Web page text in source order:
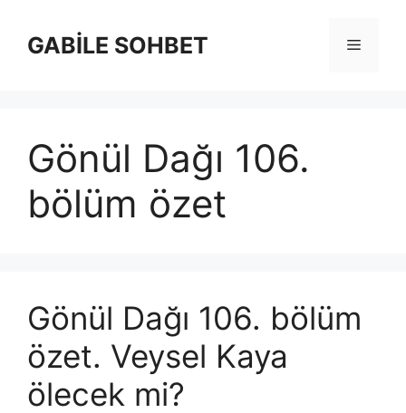
GABİLE SOHBET Menü
Gönül Dağı 106.
bölüm özet
Gönül Dağı 106. bölüm
özet. Veysel Kaya
ölecek mi?